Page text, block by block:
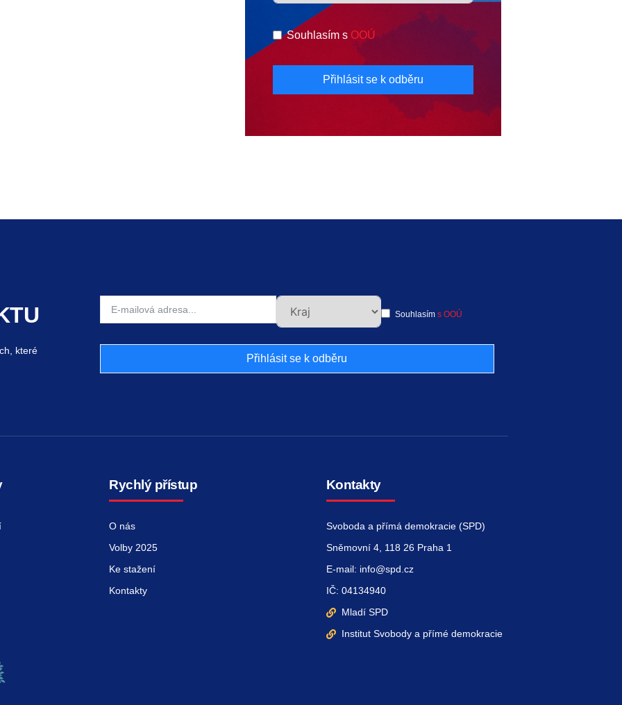
Souhlasím s OOÚ
Přihlásit se k odběru
které
Souhlasím s OOÚ
Přihlásit se k odběru
Rychlý přístup
O nás
Volby 2025
Ke stažení
Kontakty
Kontakty
Svoboda a přímá demokracie (SPD)
Sněmovní 4, 118 26 Praha 1
E-mail: info@spd.cz
IČ: 04134940
Mladí SPD
Institut Svobody a přímé demokracie